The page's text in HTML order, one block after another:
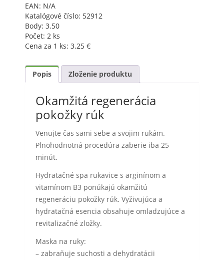
EAN: N/A
Katalógové číslo: 52912
Body: 3.50
Počet: 2 ks
Cena za 1 ks: 3.25 €
Popis Zloženie produktu
Okamžitá regenerácia
pokožky rúk
Venujte čas sami sebe a svojim rukám.
Plnohodnotná procedúra zaberie iba 25
minút.
Hydratačné spa rukavice s arginínom a
vitamínom B3 ponúkajú okamžitú
regeneráciu pokožky rúk. Vyživujúca a
hydratačná esencia obsahuje omladzujúce a
revitalizačné zložky.
Maska na ruky:
– zabraňuje suchosti a dehydratácii